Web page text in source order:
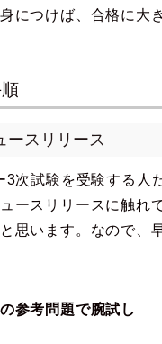
につけば、合格に大
ースリリース
3次試験を受験する人
ースリリースに触れ
思います。なので、
参考問題で腕試し